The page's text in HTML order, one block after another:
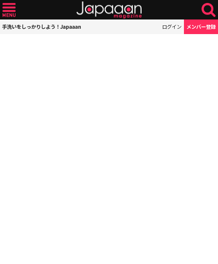
手洗いをしっかりしよう！Japaaan ログイン メンバー登録